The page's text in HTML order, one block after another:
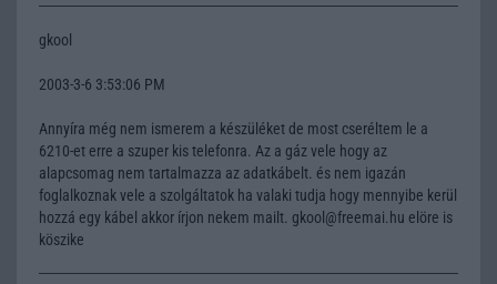
gkool
2003-3-6 3:53:06 PM
Annyíra még nem ismerem a készüléket de most cseréltem le a
6210-et erre a szuper kis telefonra. Az a gáz vele hogy az
alapcsomag nem tartalmazza az adatkábelt. és nem igazán
foglalkoznak vele a szolgáltatok ha valaki tudja hogy mennyibe kerül
hozzá egy kábel akkor írjon nekem mailt. gkool@freemai.hu elöre is
köszike